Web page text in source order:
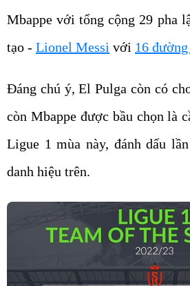
Mbappe với tổng cộng 29 pha
tạo - Lionel Messi với 16
Đáng chú ý, El Pulga còn có
còn Mbappe được bầu chọn là
Ligue 1 mùa này, đánh dấu
danh hiệu trên.